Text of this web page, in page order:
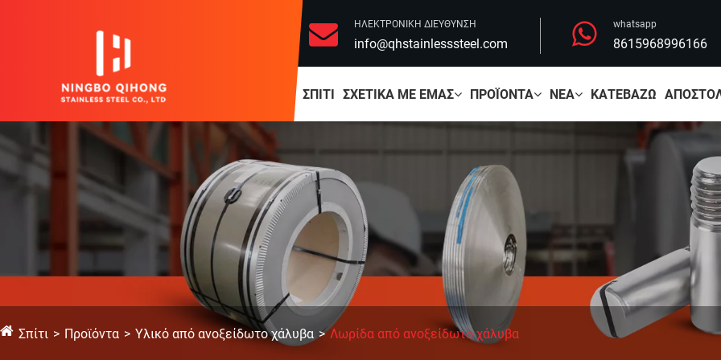
ΗΛΕΚΤΡΟΝΙΚΗ ΔΙΕΥΘΥΝΣΗ
info@qhstainlesssteel.com
whatsapp
8615968996166
ΣΠΊΤΙ ΣΧΕΤΙΚΆ ΜΕ ΕΜΆΣ ΠΡΟΪΌΝΤΑ ΝΈΑ ΚΑΤΕΒΆΖΩ
Σπίτι Προϊόντα Υλικό από ανοξείδωτο χάλυβα Λωρίδα από ανοξείδωτο χάλυβα